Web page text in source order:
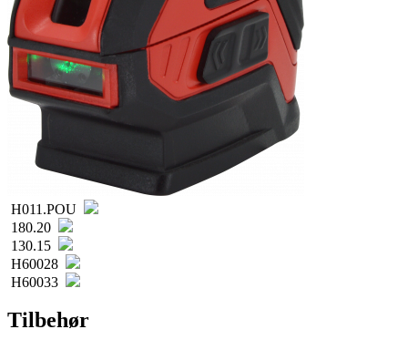
H011.POU
180.20
130.15
H60028
H60033
Tilbehør